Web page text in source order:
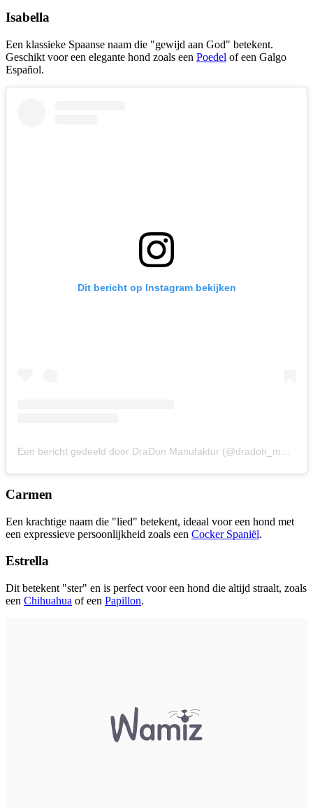
Isabella
Een klassieke Spaanse naam die "gewijd aan God" betekent.
Geschikt voor een elegante hond zoals een Poedel of een Galgo
Español.
Dit bericht op Instagram bekijken
Een bericht gedeeld door DraDon Manufaktur (@dradon_manufaktur)
Carmen
Een krachtige naam die "lied" betekent, ideaal voor een hond met
een expressieve persoonlijkheid zoals een Cocker Spaniël.
Estrella
Dit betekent "ster" en is perfect voor een hond die altijd straalt, zoals
een Chihuahua of een Papillon.